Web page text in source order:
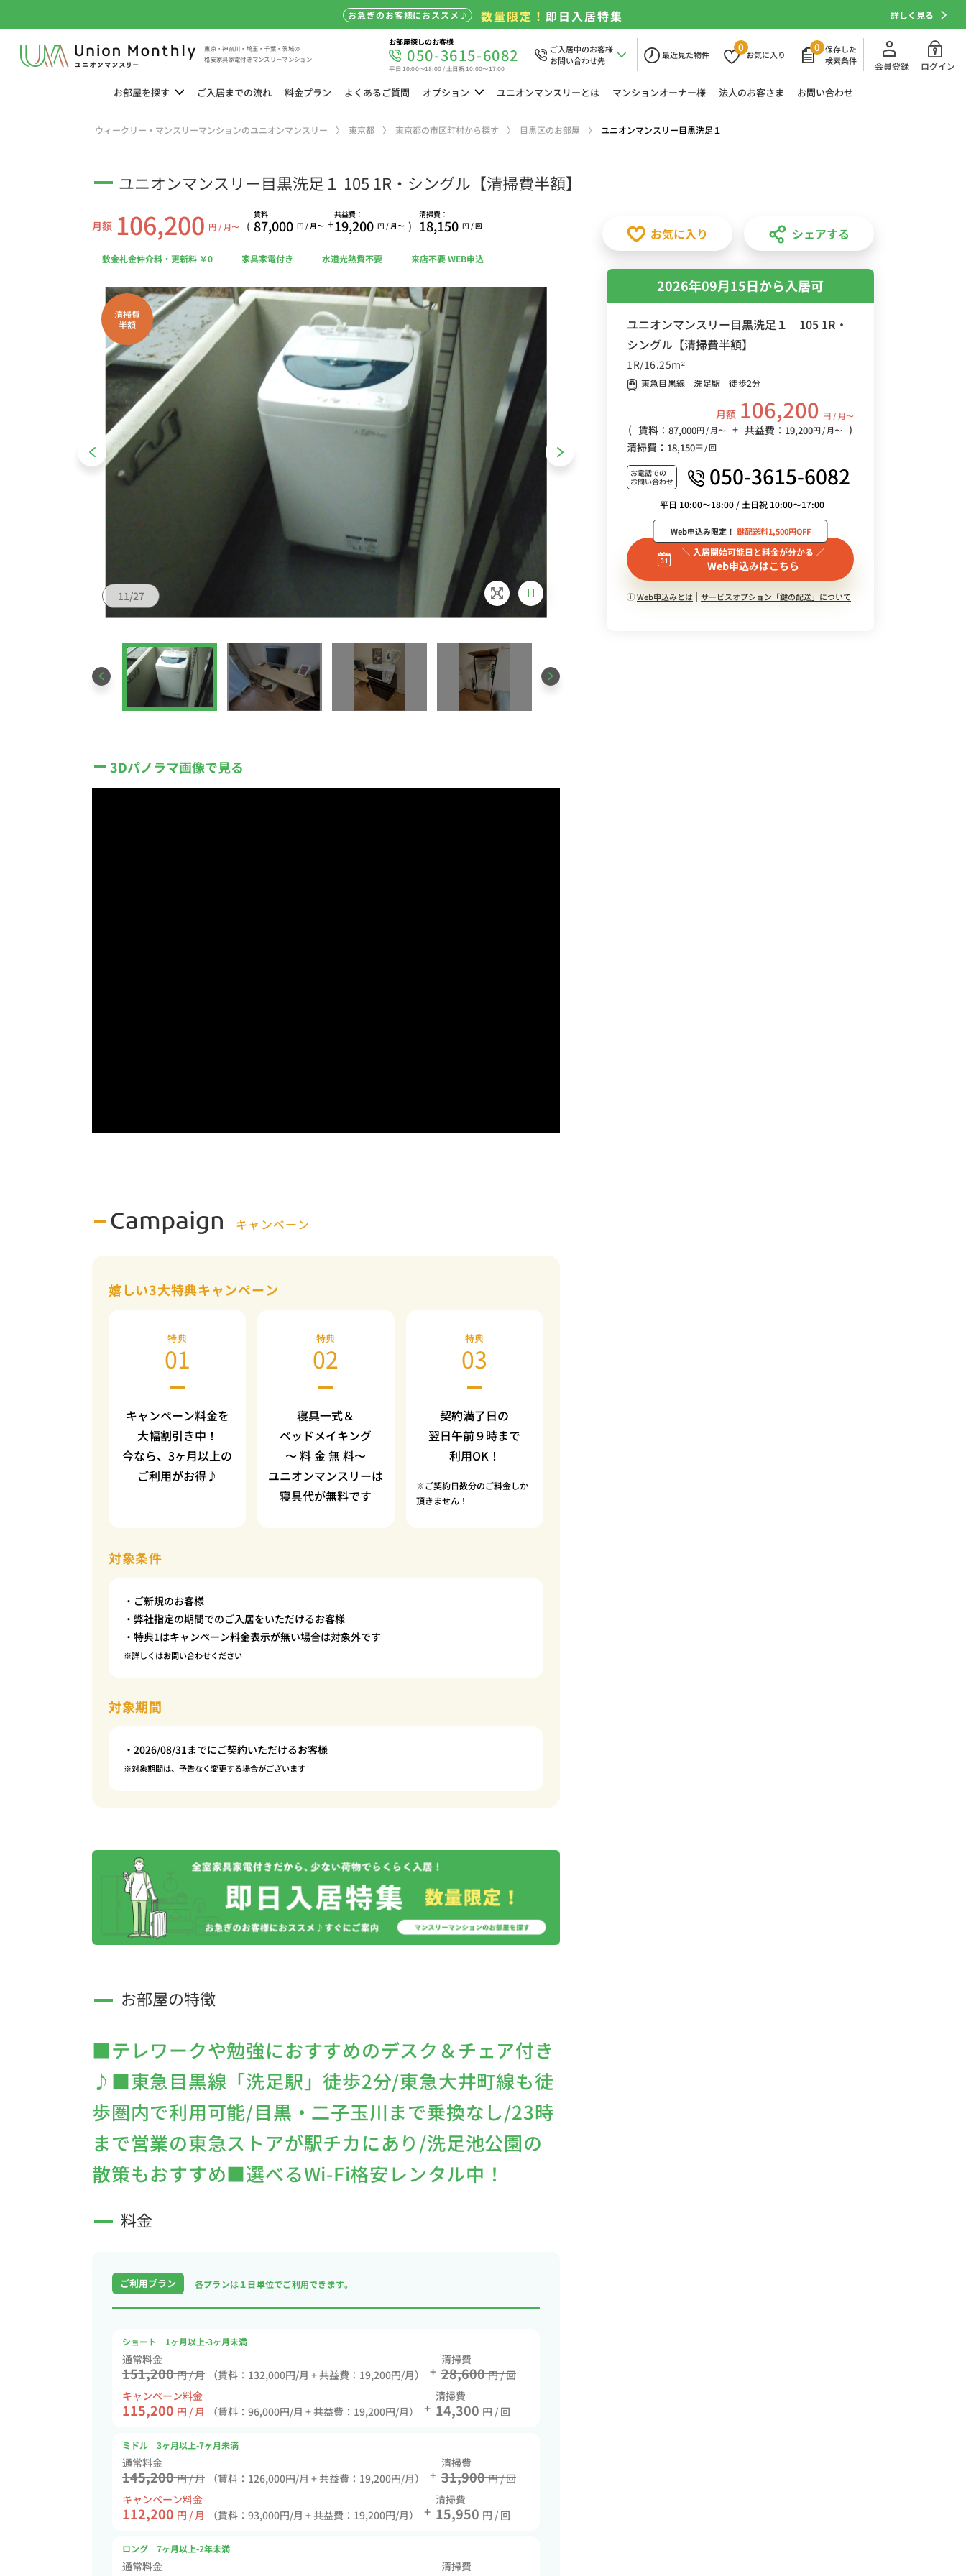
お急ぎのお客様におススメ♪ 数量限定！即日入居特集 詳しく見る
東京・神奈川・埼玉・千葉・茨城の
格安家具家電付きマンスリーマンション
お部屋探しのお客様
050-3615-6082
平日 10:00～18:00 / 土日祝 10:00～17:00
ご入居中のお客様
お問い合わせ先
最近見た物件
0
お気に入り
0 保存した
検索条件
会員登録 ログイン
お部屋を探す ご入居までの流れ 料金プラン よくあるご質問 オプション ユニオンマンスリーとは マンションオーナー様 法人のお客さま お問い合わせ
ウィークリー・マンスリーマンションのユニオンマンスリー 東京都 東京都の市区町村から探す 目黒区のお部屋 ユニオンマンスリー目黒洗足１
ユニオンマンスリー目黒洗足１ 105 1R・シングル【清掃費半額】
月額 106,200 円 / 月〜 (
賃料
87,000 円 / 月〜 +
共益費：
19,200 円 / 月〜 )
清掃費：
18,150 円 / 回
敷金礼金仲介料・更新料 ￥0 家具家電付き 水道光熱費不要 来店不要 WEB申込
お気に入り シェアする
清掃費
半額
11/27
3Dパノラマ画像で見る
Campaign キャンペーン
嬉しい3大特典キャンペーン
特典
01
キャンペーン料金を
大幅割引き中！
今なら、3ヶ月以上の
ご利用がお得♪
特典
02
寝具一式＆
ベッドメイキング
〜 料 金 無 料〜
ユニオンマンスリーは
寝具代が無料です
特典
03
契約満了日の
翌日午前９時まで
利用OK！
※ご契約日数分のご料金しか
頂きません！
対象条件
・ご新規のお客様
・弊社指定の期間でのご入居をいただけるお客様
・特典1はキャンペーン料金表示が無い場合は対象外です
※詳しくはお問い合わせください
対象期間
・2026/08/31までにご契約いただけるお客様
※対象期間は、予告なく変更する場合がございます
お部屋の特徴
■テレワークや勉強におすすめのデスク＆チェア付き
♪■東急目黒線「洗足駅」徒歩2分/東急大井町線も徒
歩圏内で利用可能/目黒・二子玉川まで乗換なし/23時
まで営業の東急ストアが駅チカにあり/洗足池公園の
散策もおすすめ■選べるWi-Fi格安レンタル中！
料金
ご利用プラン 各プランは１日単位でご利用できます。
ショート 1ヶ月以上-3ヶ月未満
通常料金
151,200 円 / 月 （賃料：132,000円/月 + 共益費：19,200円/月） +
清掃費
28,600 円 / 回
キャンペーン料金
115,200 円 / 月 （賃料：96,000円/月 + 共益費：19,200円/月） +
清掃費
14,300 円 / 回
ミドル 3ヶ月以上-7ヶ月未満
通常料金
145,200 円 / 月 （賃料：126,000円/月 + 共益費：19,200円/月） +
清掃費
31,900 円 / 回
キャンペーン料金
112,200 円 / 月 （賃料：93,000円/月 + 共益費：19,200円/月） +
清掃費
15,950 円 / 回
ロング 7ヶ月以上-2年未満
通常料金 清掃費
2026年09月15日から入居可
ユニオンマンスリー目黒洗足１ 105 1R・
シングル【清掃費半額】
1R/16.25m²
東急目黒線 洗足駅 徒歩2分
月額 106,200 円 / 月〜
( 賃料： 87,000円 / 月〜 + 共益費： 19,200円 / 月〜
)
清掃費： 18,150円 / 回
お電話での
お問い合わせ
050-3615-6082
平日 10:00～18:00 / 土日祝 10:00～17:00
＼ 入居開始可能日と料金が分かる ／
Web申込みはこちら
Web申込み限定！ 鍵配送料1,500円OFF
Web申込みとは サービスオプション「鍵の配送」について